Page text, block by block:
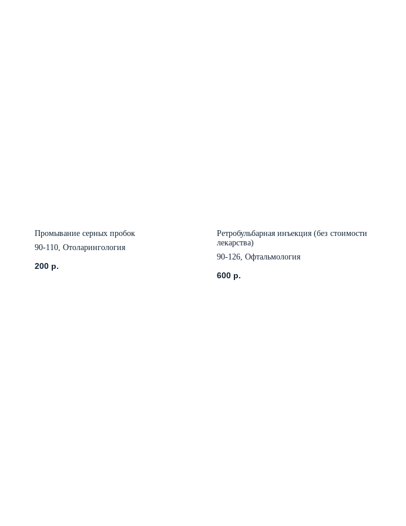
Промывание серных пробок
90-110, Отоларингология
200 р.
Ретробульбарная инъекция (без стоимости
лекарства)
90-126, Офтальмология
600 р.